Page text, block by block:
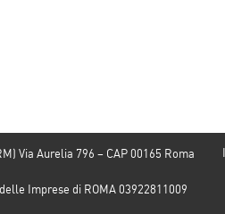
Via Aurelia 796 – CAP 00165 Roma
Imprese di ROMA 03922811009